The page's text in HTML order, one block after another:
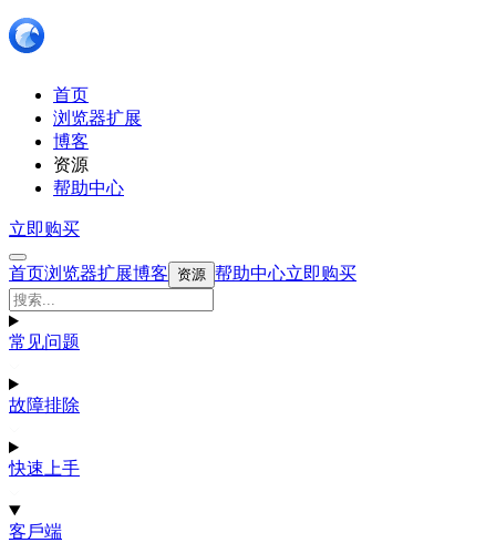
首页
浏览器扩展
博客
资源
帮助中心
立即购买
首页浏览器扩展博客 资源 帮助中心立即购买
常见问题
故障排除
快速上手
客戶端